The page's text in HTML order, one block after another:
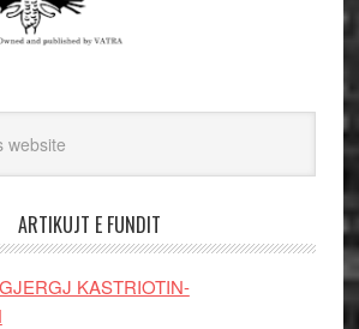
ARTIKUJT E FUNDIT
KASTRIOTIN-